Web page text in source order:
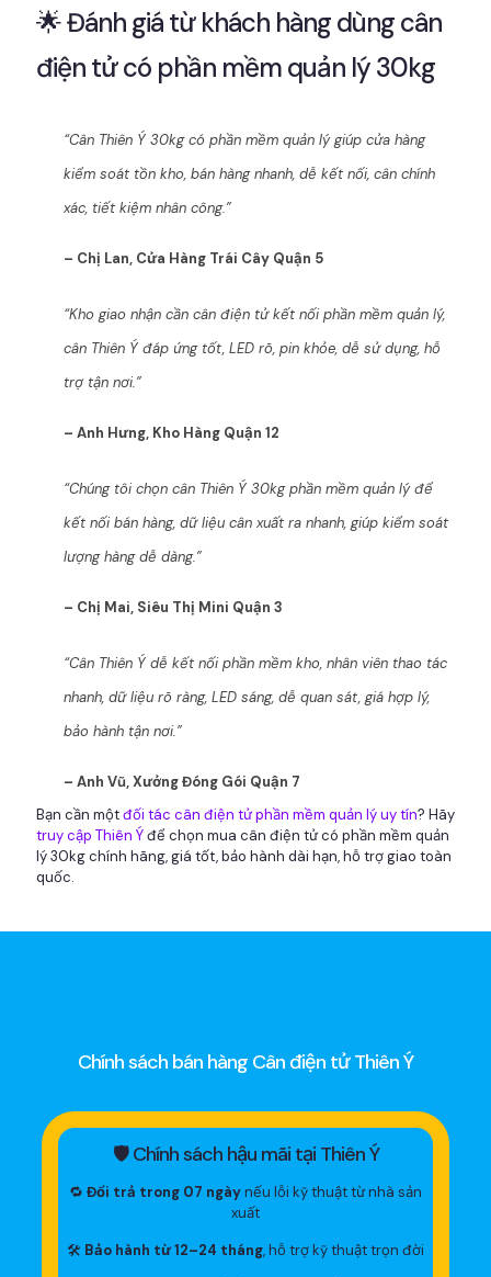
🌟 Đánh giá từ khách hàng dùng cân
điện tử có phần mềm quản lý 30kg
“Cân Thiên Ý 30kg có phần mềm quản lý giúp cửa hàng
kiểm soát tồn kho, bán hàng nhanh, dễ kết nối, cân chính
xác, tiết kiệm nhân công.”
– Chị Lan, Cửa Hàng Trái Cây Quận 5
“Kho giao nhận cần cân điện tử kết nối phần mềm quản lý,
cân Thiên Ý đáp ứng tốt, LED rõ, pin khỏe, dễ sử dụng, hỗ
trợ tận nơi.”
– Anh Hưng, Kho Hàng Quận 12
“Chúng tôi chọn cân Thiên Ý 30kg phần mềm quản lý để
kết nối bán hàng, dữ liệu cân xuất ra nhanh, giúp kiểm soát
lượng hàng dễ dàng.”
– Chị Mai, Siêu Thị Mini Quận 3
“Cân Thiên Ý dễ kết nối phần mềm kho, nhân viên thao tác
nhanh, dữ liệu rõ ràng, LED sáng, dễ quan sát, giá hợp lý,
bảo hành tận nơi.”
– Anh Vũ, Xưởng Đóng Gói Quận 7
Bạn cần mộtđối tác cân điện tử phần mềm quản lý uy tín? Hãy
truy cập Thiên Ýđể chọn mua cân điện tử có phần mềm quản
lý 30kg chính hãng, giá tốt, bảo hành dài hạn, hỗ trợ giao toàn
quốc.
Chính sách bán hàng Cân điện tử Thiên Ý
🛡 Chính sách hậu mãi tại Thiên Ý
🔁 Đổi trả trong 07 ngàynếu lỗi kỹ thuật từ nhà sản
xuất
🛠 Bảo hành từ 12–24 tháng, hỗ trợ kỹ thuật trọn đời